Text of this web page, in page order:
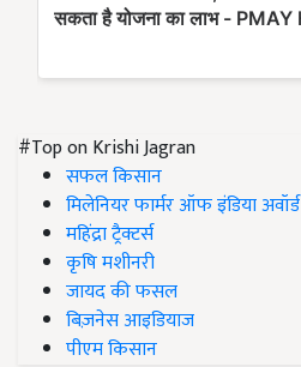
#Top on Krishi Jagran
सफल किसान
मिलेनियर फार्मर ऑफ इंडिया अवॉर्ड
महिंद्रा ट्रैक्टर्स
कृषि मशीनरी
जायद की फसल
बिज़नेस आइडियाज
पीएम किसान